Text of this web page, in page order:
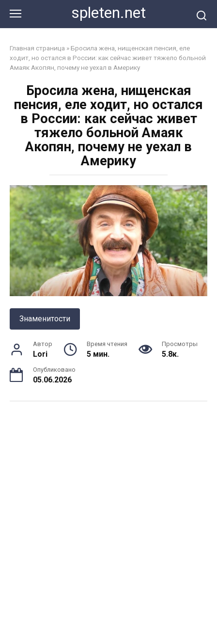
контенту
spleten.net
Главная страница »Бросила жена, нищенская пенсия, еле
ходит, но остался в России: как сейчас живет тяжело больной
Амаяк Акопян, почему не уехал в Америку
Бросила жена, нищенская
пенсия, еле ходит, но остался
в России: как сейчас живет
тяжело больной Амаяк
Акопян, почему не уехал в
Америку
Знаменитости
Автор
Lori
Время чтения
5 мин.
Просмотры
5.8к.
Опубликовано
05.06.2026